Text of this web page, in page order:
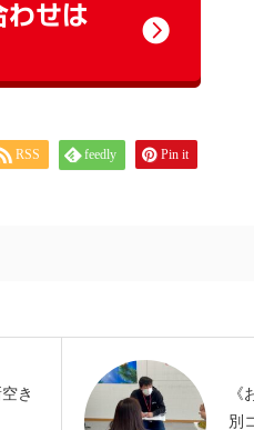
RSS feedly Pin it
き
別